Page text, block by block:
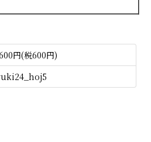
円(税600円)